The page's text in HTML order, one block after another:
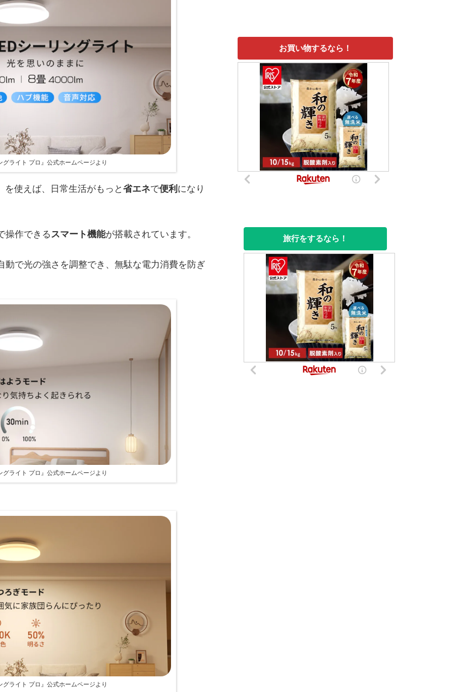
グライト プロ』公式ホームページより
を使えば、日常生活がもっと 省エネで便利 になり
操作できるスマート機能が搭載されています。
で光の強さを調整でき、無駄な電力消費を防ぎ
グライト プロ』公式ホームページより
グライト プロ』公式ホームページより
お買い物するなら！
旅行をするなら！